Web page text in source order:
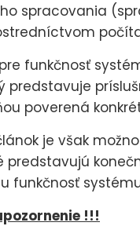
spracovania
funkčnosť
predstavuje
poverená
je však
predstavujú
funkčnosť
!!!